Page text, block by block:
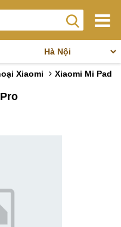
Xiaomi Xiaomi Mi Pad